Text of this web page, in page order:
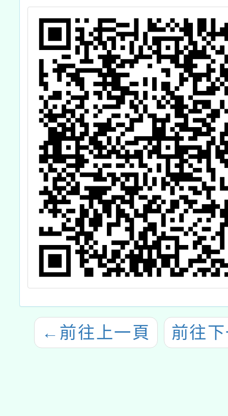
果發表會-宜探究
境師生聯展暨專
題研習」
← 前往上一頁 前往